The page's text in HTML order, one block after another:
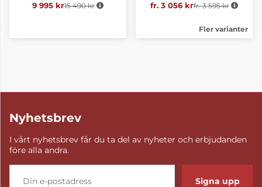
9 995 kr Ordinarie pris:
15 490 kr fr. 3 056 krOrdinarie pris:
fr. 3 595 kr
Fler varianter
Nyhetsbrev
I vårt nyhetsbrev får du ta del av nyheter och erbjudanden
före alla andra.
Signa upp